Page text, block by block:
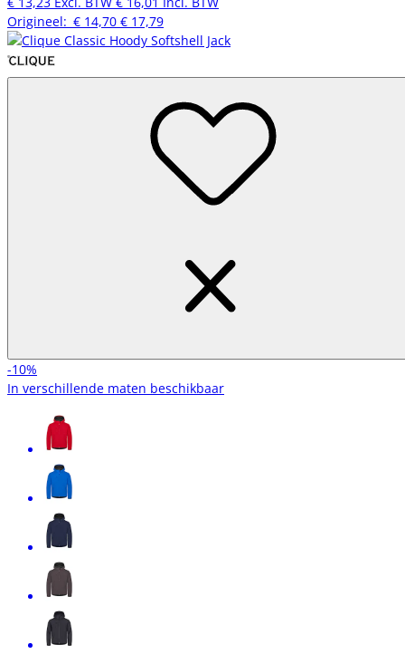
Origineel: € 14,70 € 17,79
-10%
In verschillende maten beschikbaar